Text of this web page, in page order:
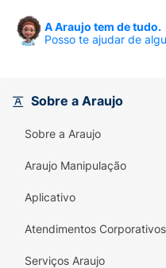
A Araujo tem de tudo.
Posso te ajudar de
Sobre a Araujo
Sobre a Araujo
Araujo Manipulação
Aplicativo
Atendimentos
Serviços Araujo